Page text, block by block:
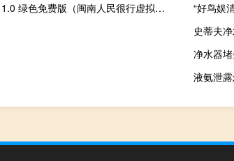
闽南人民很行虚拟专用网络连接器 1.0 绿色免费版（闽南人民很行虚拟专用网络连接器 1.0 绿色免费版功能简介）
“好鸟娱
史蒂夫
净水器
液氨泄